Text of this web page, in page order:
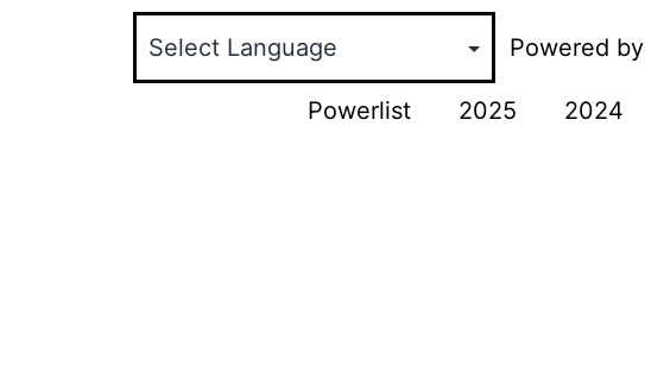
Powered by
Powerlist 2025 2024